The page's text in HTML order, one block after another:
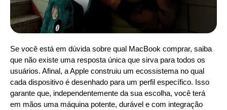
Se você está em dúvida sobre qual MacBook comprar, saiba
que não existe uma resposta única que sirva para todos os
usuários. Afinal, a Apple construiu um ecossistema no qual
cada dispositivo é desenhado para um perfil específico. Isso
garante que, independentemente da sua escolha, você terá
em mãos uma máquina potente, durável e com integração